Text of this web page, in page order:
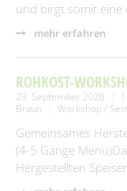
und birgt somit eine
mehr erfahren
ROHKOST-
29. September 2026
Braun
Workshop /
Gemeinsames
(4-5 Gänge
Hergestellten